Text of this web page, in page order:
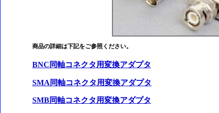
商品の詳細は下記をご参照ください。
BNC同軸コネクタ用変換アダプタ
SMA同軸コネクタ用変換アダプタ
SMB同軸コネクタ用変換アダプタ